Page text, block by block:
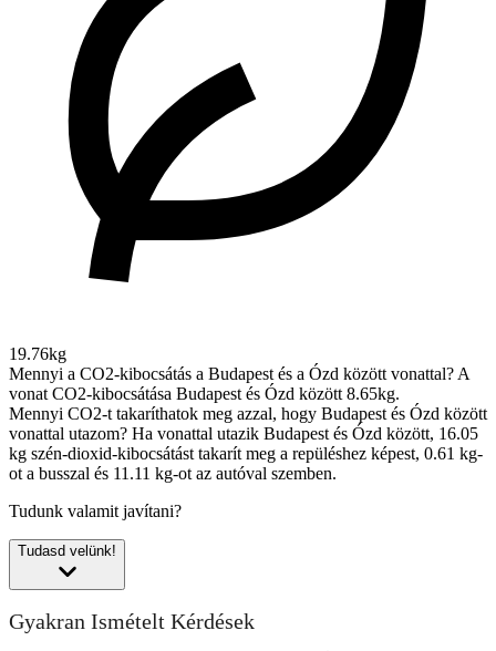
19.76kg
Mennyi a CO2-kibocsátás a Budapest és a Ózd között vonattal? A
vonat CO2-kibocsátása Budapest és Ózd között 8.65kg.
Mennyi CO2-t takaríthatok meg azzal, hogy Budapest és Ózd között
vonattal utazom? Ha vonattal utazik Budapest és Ózd között, 16.05
kg szén-dioxid-kibocsátást takarít meg a repüléshez képest, 0.61 kg-
ot a busszal és 11.11 kg-ot az autóval szemben.
Tudunk valamit javítani?
Tudasd velünk!
Gyakran Ismételt Kérdések